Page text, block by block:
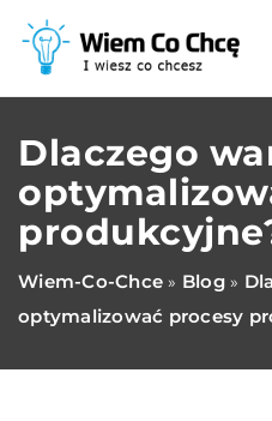
Dlaczego
Wiem-Co-Chce » Blog»
optymalizować procesy